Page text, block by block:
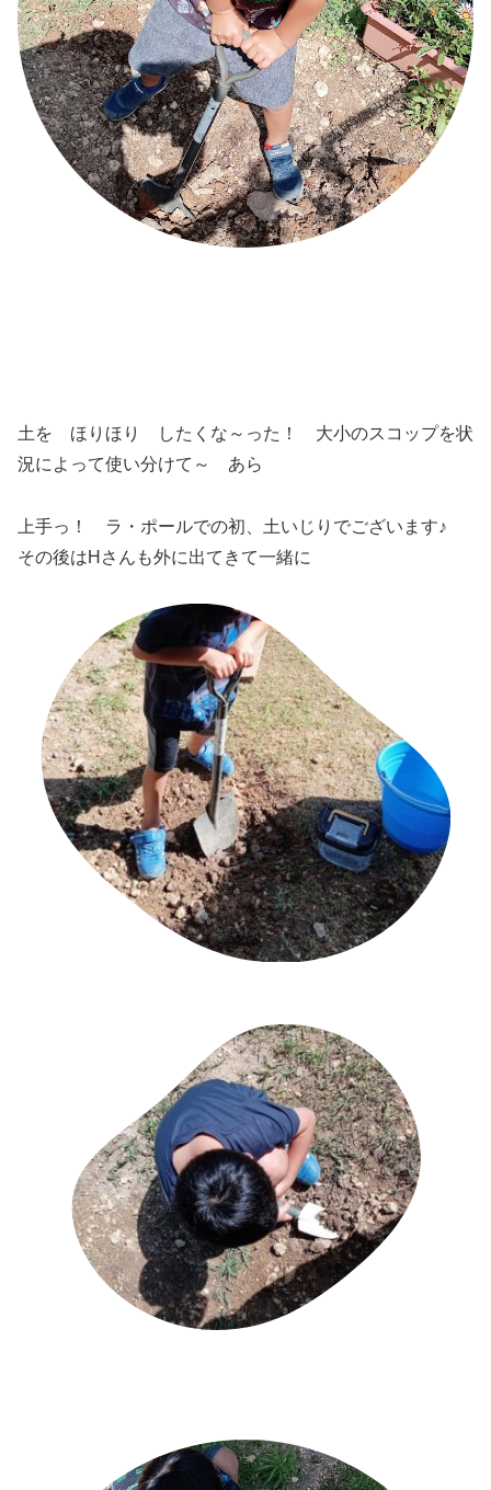
土を ほりほり したくな～った！ 大小のスコップを状
況によって使い分けて～ あら
上手っ！ ラ・ポールでの初、土いじりでございます♪
その後はHさんも外に出てきて一緒に